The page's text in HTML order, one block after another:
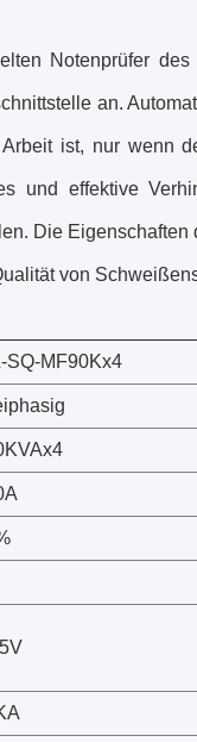
Notenprüfer
an.
ist, nur wenn
und effektive
Die Eigenschaften
von
SQ-MF90Kx4